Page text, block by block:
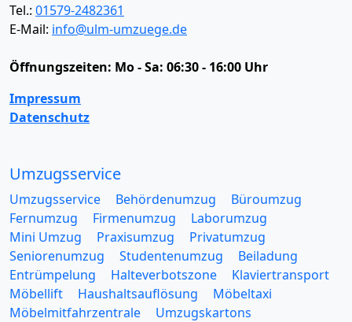
Tel.: 01579-2482361
E-Mail: info@ulm-umzuege.de
Öffnungszeiten: Mo - Sa: 06:30 - 16:00 Uhr
Impressum
Datenschutz
Umzugsservice
Umzugsservice Behördenumzug
Büroumzug
Fernumzug
Firmenumzug
Laborumzug
Mini Umzug
Praxisumzug
Privatumzug
Seniorenumzug
Studentenumzug
Beiladung
Entrümpelung
Halteverbotszone
Klaviertransport
Möbellift
Haushaltsauflösung
Möbeltaxi
Möbelmitfahrzentrale
Umzugskartons